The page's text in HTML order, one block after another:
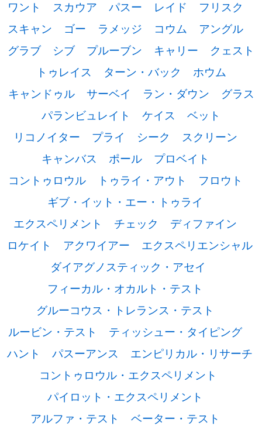
ワント
スカウア パスー レイド
フリスク
スキャン
ゴー ラメッジ コウム
アングル
グラブ
シブ プルーブン キャリー
クェスト
トゥレイス
ターン・バック
ホウム
キャンドゥル
サーベイ ラン・ダウン
グラス
パランビュレイト
ケイス
ベット
リコノイター
プライ シーク
スクリーン
キャンバス
ポール
プロベイト
コントゥロウル
トゥライ・アウト
フロウト
ギブ・イット・エー・トゥライ
エクスペリメント
チェック
ディファイン
ロケイト
アクワイアー
エクスペリエンシャル
ダイアグノスティック・アセイ
フィーカル・オカルト・テスト
グルーコウス・トレランス・テスト
ルービン・テスト
ティッシュー・タイピング
ハント
パスーアンス
エンピリカル・リサーチ
コントゥロウル・エクスペリメント
パイロット・エクスペリメント
アルファ・テスト
ベーター・テスト